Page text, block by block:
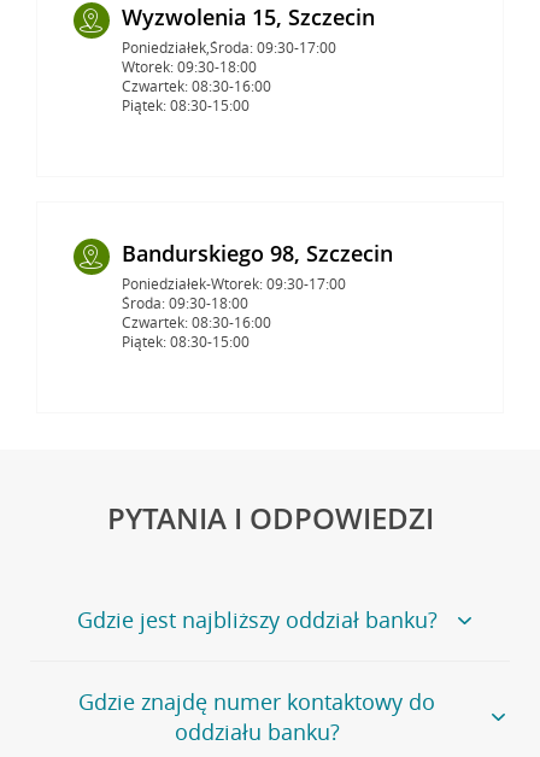
Wyzwolenia 15, Szczecin
Poniedziałek,Środa: 09:30-17:00
Wtorek: 09:30-18:00
Czwartek: 08:30-16:00
Piątek: 08:30-15:00
Bandurskiego 98, Szczecin
Poniedziałek-Wtorek: 09:30-17:00
Środa: 09:30-18:00
Czwartek: 08:30-16:00
Piątek: 08:30-15:00
PYTANIA I ODPOWIEDZI
Gdzie jest najbliższy oddział banku?
Jeśli szukasz oddziału naszego banku, zapraszamy na
stronęPlacówki i bankomaty, na której znajduje się
wygodna wyszukiwarka.
Gdzie znajdę numer kontaktowy do
oddziału banku?